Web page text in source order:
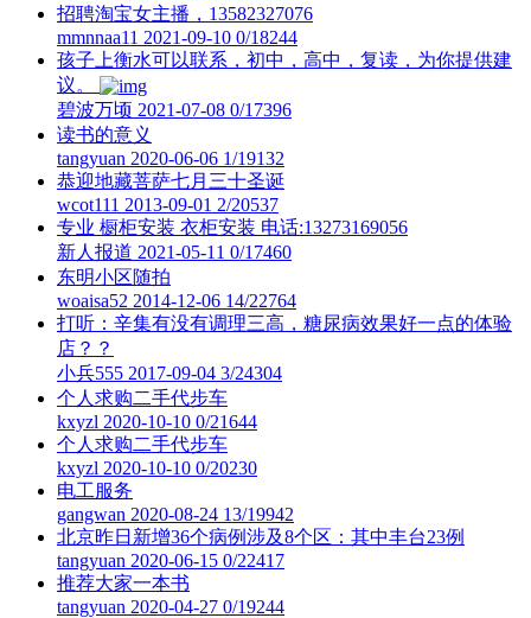
招聘淘宝女主播，13582327076
mmnnaa11 2021-09-10 0/18244
孩子上衡水可以联系，初中，高中，复读，为你提供建
议。
碧波万顷 2021-07-08 0/17396
读书的意义
tangyuan 2020-06-06 1/19132
恭迎地藏菩萨七月三十圣诞
wcot111 2013-09-01 2/20537
专业 橱柜安装 衣柜安装 电话:13273169056
新人报道 2021-05-11 0/17460
东明小区随拍
woaisa52 2014-12-06 14/22764
打听：辛集有没有调理三高，糖尿病效果好一点的体验
店？？
小兵555 2017-09-04 3/24304
个人求购二手代步车
kxyzl 2020-10-10 0/21644
个人求购二手代步车
kxyzl 2020-10-10 0/20230
电工服务
gangwan 2020-08-24 13/19942
北京昨日新增36个病例涉及8个区：其中丰台23例
tangyuan 2020-06-15 0/22417
推荐大家一本书
tangyuan 2020-04-27 0/19244